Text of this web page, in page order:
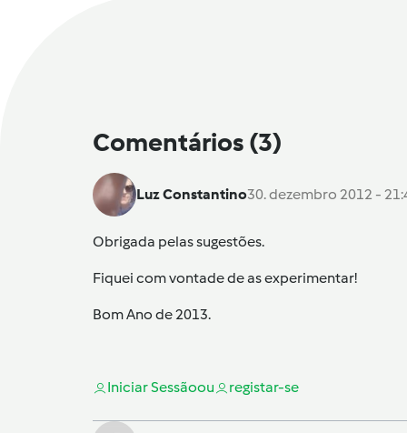
Comentários (3)
Luz Constantino30. dezembro 2012 -
Obrigada pelas sugestões.
Fiquei com vontade de as experimentar!
Bom Ano de 2013.
Iniciar Sessãoou registar-se